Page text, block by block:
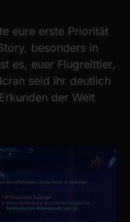
eure erste Priorität
besonders in
es, euer Flugreittier,
seid ihr deutlich
der Welt